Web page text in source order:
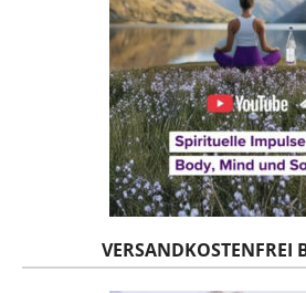
VERSANDKOSTENFREI